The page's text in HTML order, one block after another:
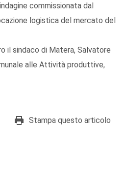
commissionata dal
logistica del mercato del
il sindaco di Matera, Salvatore
alle Attività produttive,
Stampa questo articolo